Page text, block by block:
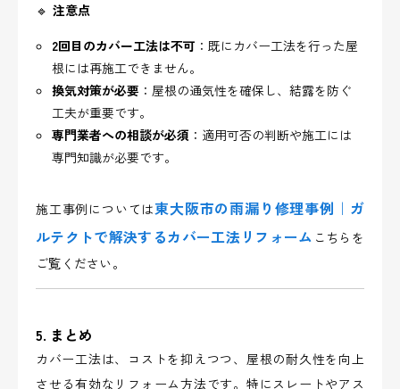
🔹 注意点
2回目のカバー工法は不可 ：既にカバー工法を行った屋
根には再施工できません。
換気対策が必要 ：屋根の通気性を確保し、結露を防ぐ
工夫が重要です。
専門業者への相談が必須 ：適用可否の判断や施工には
専門知識が必要です。
施工事例については東大阪市の雨漏り修理事例｜ガ
ルテクトで解決するカバー工法リフォーム こちらを
ご覧ください。
5. まとめ
カバー工法は、コストを抑えつつ、屋根の耐久性を向上
させる有効なリフォーム方法です。特にスレートやアス